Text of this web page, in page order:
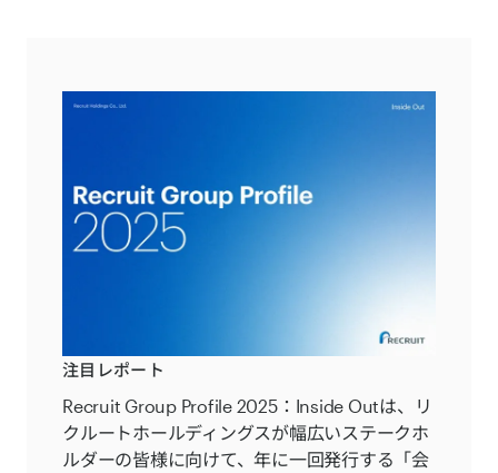
注目レポート
Recruit Group Profile 2025：Inside Outは、リ
クルートホールディングスが幅広いステークホ
ルダーの皆様に向けて、年に一回発行する「会